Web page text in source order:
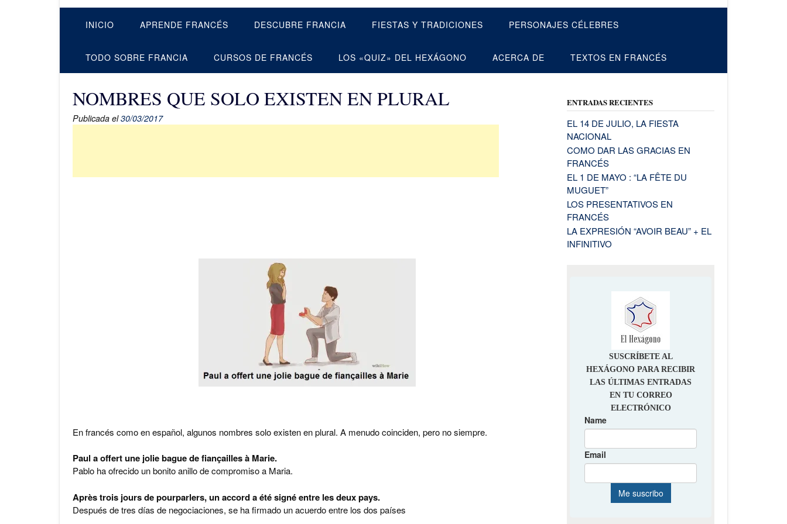
INICIO APRENDE FRANCÉS DESCUBRE FRANCIA FIESTAS Y TRADICIONES PERSONAJES CÉLEBRES
TODO SOBRE FRANCIA CURSOS DE FRANCÉS LOS «QUIZ» DEL HEXÁGONO ACERCA DE TEXTOS EN FRANCÉS
NOMBRES QUE SOLO EXISTEN EN PLURAL
Publicada el30/03/2017
En francés como en español, algunos nombres solo existen en plural. A menudo coinciden, pero no siempre.
Paul a offert une jolie bague de fiançailles à Marie.
Pablo ha ofrecido un bonito anillo de compromiso a Maria.
Après trois jours de pourparlers, un accord a été signé entre les deux pays.
Después de tres días de negociaciones, se ha firmado un acuerdo entre los dos países
ENTRADAS RECIENTES
EL 14 DE JULIO, LA FIESTA
NACIONAL
COMO DAR LAS GRACIAS EN
FRANCÉS
EL 1 DE MAYO : “LA FÊTE DU
MUGUET”
LOS PRESENTATIVOS EN
FRANCÉS
LA EXPRESIÓN “AVOIR BEAU” + EL
INFINITIVO